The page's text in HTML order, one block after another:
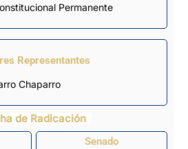
Permanente
Representantes
Chaparro
de Radicación
Senado